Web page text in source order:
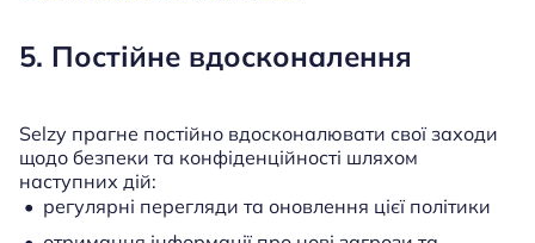
5. Постійне вдосконалення
Selzy прагне постійно вдосконалювати свої заходи
щодо безпеки та конфіденційності шляхом
наступних дій:
регулярні перегляди та оновлення цієї політики